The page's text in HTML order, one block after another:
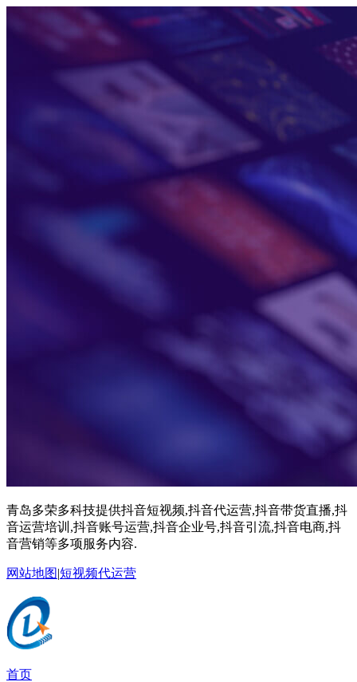
青岛多荣多科技提供抖音短视频,抖音代运营,抖音带货直播,抖
音运营培训,抖音账号运营,抖音企业号,抖音引流,抖音电商,抖
音营销等多项服务内容.
网站地图|短视频代运营
首页